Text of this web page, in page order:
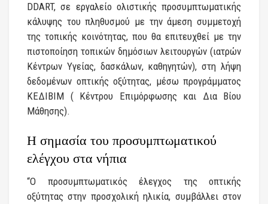
DDART, σε εργαλείο ολιστικής προσυμπτωματικής
κάλυψης του πληθυσμού με την άμεση συμμετοχή
της τοπικής κοινότητας, που θα επιτευχθεί με την
πιστοποίηση τοπικών δημόσιων λειτουργών (ιατρών
Κέντρων Υγείας, δασκάλων, καθηγητών), στη λήψη
δεδομένων οπτικής οξύτητας, μέσω προγράμματος
ΚΕΔΙΒΙΜ ( Κέντρου Επιμόρφωσης και Δια Βίου
Μάθησης).
Η σημασία του προσυμπτωματικού
ελέγχου στα νήπια
“Ο προσυμπτωματικός έλεγχος της οπτικής
οξύτητας στην προσχολική ηλικία, συμβάλλει στον